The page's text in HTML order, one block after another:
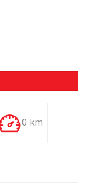
0 km